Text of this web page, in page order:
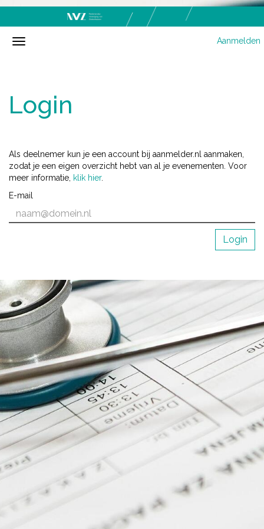
Aanmelden
Login
Als deelnemer kun je een account bij aanmelder.nl aanmaken,
zodat je een eigen overzicht hebt van al je evenementen. Voor
meer informatie, klik hier.
E-mail
Login